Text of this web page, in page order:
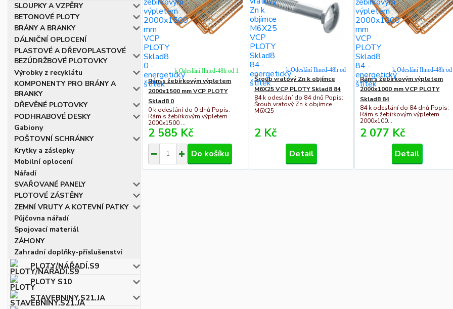
SLOUPKY A VZPĚRY
BETONOVÉ PLOTY
BRÁNY A BRANKY
DÁLNIČNÍ OPLOCENÍ
PLASTOVÉ A DŘEVOPLASTOVÉ
BEZÚDRŽBOVÉ PLOTOVKY
Výrobky z recyklátu
KOMPONENTY PRO BRÁNY A
BRANKY
DŘEVĚNÉ PLOTOVKY
PODHRABOVÉ DESKY
Gabiony
POŠTOVNÍ SCHRÁNKY
Krytky a záslepky
Mobilní oplocení
Nářadí
SVAŘOVANÉ PANELY
PLOTOVÉ ZÁSTĚNY
ZEMNÍ VRUTY A KOTEVNÍ PATKY
Půjčovna nářadí
Spojovací materiál
ZÁHONY
Zahradní doplňky-příslušenství
PLOTY/NÁŘADÍ.S9
PLOTY S10
STAVEBNINY.S21.JA
Rám s žebírkovým výpletem
2000x1500 mm VCP PLOTY
Sklad8 0
0 k odeslání do 0 dnů Popis:
Rám s žebírkovým výpletem
2000x1500 ...
2 585 Kč
k Odeslání Ihned-48h od 1
Do košíku
Šroub vratový Zn k objímce
M6X25 VCP PLOTY Sklad8 84
84 k odeslání do 84 dnů Popis:
Šroub vratový Zn k objímce
M6X25
2 Kč
k Odeslání Ihned-48h od
Detail
Rám s žebírkovým výpletem
2000x1000 mm VCP PLOTY
Sklad8 84
84 k odeslání do 84 dnů Popis:
Rám s žebírkovým výpletem
2000x100...
2 077 Kč
k Odeslání Ihned-48h od
Detail